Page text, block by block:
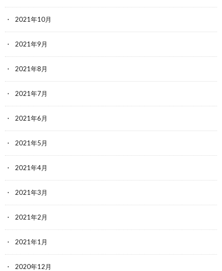
2021年10月
2021年9月
2021年8月
2021年7月
2021年6月
2021年5月
2021年4月
2021年3月
2021年2月
2021年1月
2020年12月